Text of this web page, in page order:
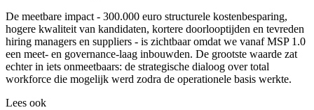
De meetbare impact - 300.000 euro structurele kostenbesparing,
hogere kwaliteit van kandidaten, kortere doorlooptijden en tevreden
hiring managers en suppliers - is zichtbaar omdat we vanaf MSP 1.0
een meet- en governance-laag inbouwden. De grootste waarde zat
echter in iets onmeetbaars: de strategische dialoog over total
workforce die mogelijk werd zodra de operationele basis werkte.
Lees ook